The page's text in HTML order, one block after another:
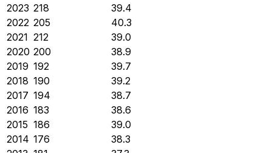
2023 218
39.4
2022 205
40.3
2021 212
39.0
2020 200
38.9
2019 192
39.7
2018 190
39.2
2017 194
38.7
2016 183
38.6
2015 186
39.0
2014 176
38.3